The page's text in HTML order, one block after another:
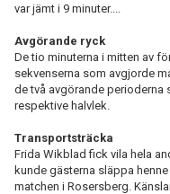
var jämt i 9 minuter....
Avgörande ryck
De tio minuterna i mitten av
sekvenserna som avgjorde
de två avgörande perioderna
respektive halvlek.
Transportsträcka
Frida Wikblad fick vila hela
kunde gästerna släppa
matchen i Rosersberg.